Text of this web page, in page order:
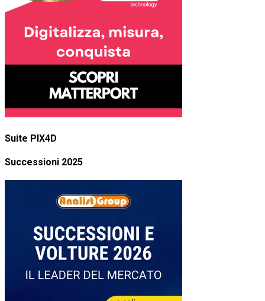
Suite PIX4D
Successioni 2025